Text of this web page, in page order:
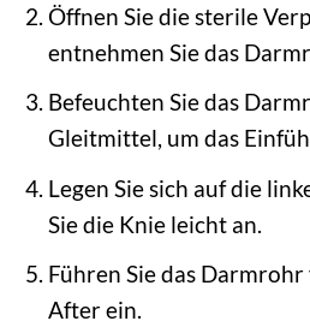
Öffnen Sie die sterile
entnehmen Sie das
Befeuchten Sie das
Gleitmittel, um das
Legen Sie sich auf die
Sie die Knie leicht an.
Führen Sie das
After ein.